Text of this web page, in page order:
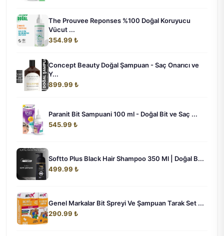
The Prouvee Reponses %100 Doğal Koruyucu
Vücut ...
354.99 ₺
Concept Beauty Doğal Şampuan - Saç Onarıcı ve
Y...
899.99 ₺
Paranit Bit Sampuani 100 ml - Doğal Bit ve Saç ...
545.99 ₺
Softto Plus Black Hair Shampoo 350 Ml | Doğal B...
499.99 ₺
Genel Markalar Bit Spreyi Ve Şampuan Tarak Set ...
290.99 ₺